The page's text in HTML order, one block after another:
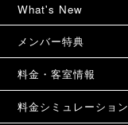
What's New
メンバー特典
料金・客室情報
料金シミュレーション